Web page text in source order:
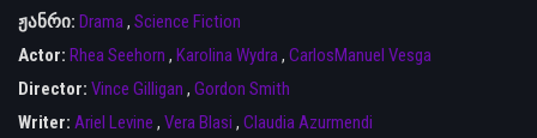
ჟანრი: Drama, Science Fiction
Actor: Rhea Seehorn , Karolina Wydra, CarlosManuel Vesga
Director: Vince Gilligan , Gordon Smith
Writer: Ariel Levine , Vera Blasi , Claudia Azurmendi